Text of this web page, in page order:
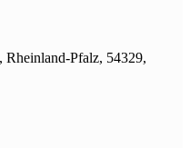
Rheinland-Pfalz, 54329,